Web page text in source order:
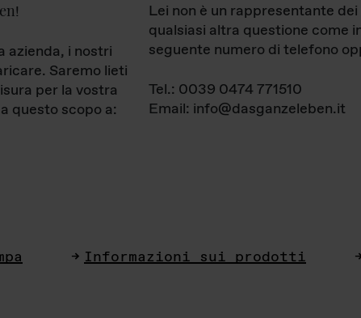
!
azienda, i nostri
Saremo lieti
per la vostra
questo scopo a:
Lei non è un rappresentante
qualsiasi altra questione come
seguente numero di telefono
Tel.: 0039 0474 771510
Email: info@dasganzeleben.it
Informazioni sui prodotti